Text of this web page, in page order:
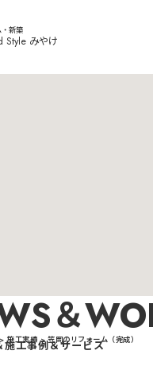
新築
Style みやけ
施工事例＆サービス
＆
施工実績 >笠岡のリフォーム（完成）